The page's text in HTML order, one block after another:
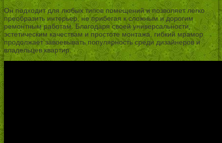
Он подходит для любых типов помещений и позволяет легко
преобразить интерьер, не прибегая к сложным и дорогим
ремонтным работам. Благодаря своей универсальности,
эстетическим качествам и простоте монтажа, гибкий мрамор
продолжает завоевывать популярность среди дизайнеров и
владельцев квартир.